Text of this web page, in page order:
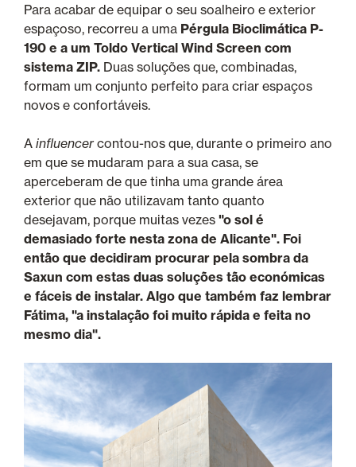
Para acabar de equipar o seu soalheiro e exterior
espaçoso, recorreu a uma Pérgula Bioclimática P-
190 e a um Toldo Vertical Wind Screen com
sistema ZIP. Duas soluções que, combinadas,
formam um conjunto perfeito para criar espaços
novos e confortáveis.
A influencercontou-nos que, durante o primeiro ano
em que se mudaram para a sua casa, se
aperceberam de que tinha uma grande área
exterior que não utilizavam tanto quanto
desejavam, porque muitas vezes "o sol é
demasiado forte nesta zona de Alicante". Foi
então que decidiram procurar pela sombra da
Saxun com estas duas soluções tão económicas
e fáceis de instalar. Algo que também faz lembrar
Fátima, "a instalação foi muito rápida e feita no
mesmo dia".